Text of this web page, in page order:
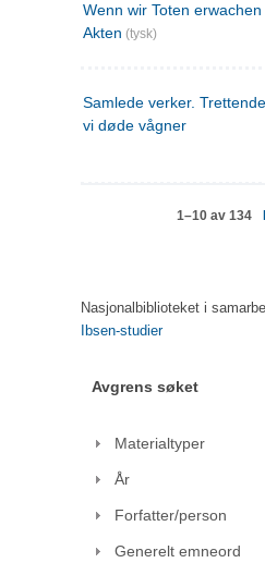
Wenn wir Toten
Akten (tysk)
Samlede verker.
vi døde vågner
1–10 av 134
Nasjonalbiblioteket i
Ibsen-studier
Avgrens søket
Materialtyper
År
Forfatter/person
Generelt emneord